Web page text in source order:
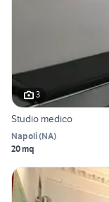
3
Studio medico
Napoli(NA)
20 mq